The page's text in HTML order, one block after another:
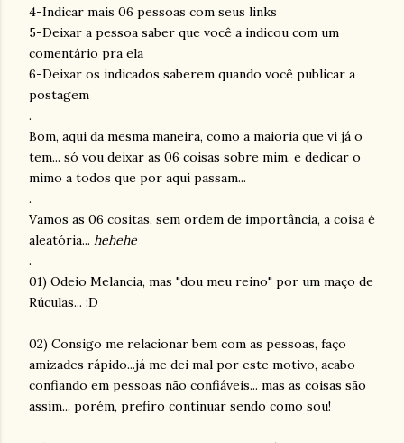
4-Indicar mais 06 pessoas com seus links
5-Deixar a pessoa saber que você a indicou com um
comentário pra ela
6-Deixar os indicados saberem quando você publicar a
postagem
.
Bom, aqui da mesma maneira, como a maioria que vi já o
tem... só vou deixar as 06 coisas sobre mim, e dedicar o
mimo a todos que por aqui passam...
.
Vamos as 06 cositas, sem ordem de importância, a coisa é
aleatória... hehehe
.
01) Odeio Melancia, mas "dou meu reino" por um maço de
Rúculas... :D
02) Consigo me relacionar bem com as pessoas, faço
amizades rápido...já me dei mal por este motivo, acabo
confiando em pessoas não confiáveis... mas as coisas são
assim... porém, prefiro continuar sendo como sou!